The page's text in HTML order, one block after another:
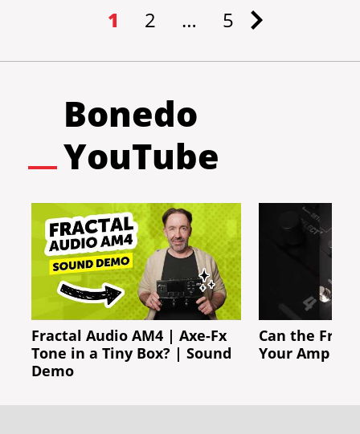
1 2 … 5
Bonedo
YouTube
Fractal Audio AM4 | Axe-Fx
Tone in a Tiny Box? | Sound
Demo
Can the
Your Amp